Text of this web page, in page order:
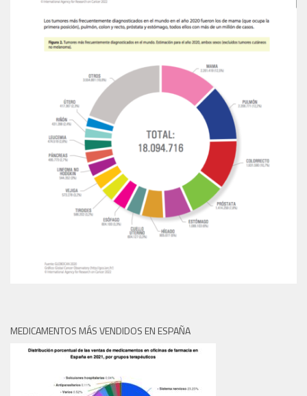
MEDICAMENTOS MÁS VENDIDOS EN ESPAÑA